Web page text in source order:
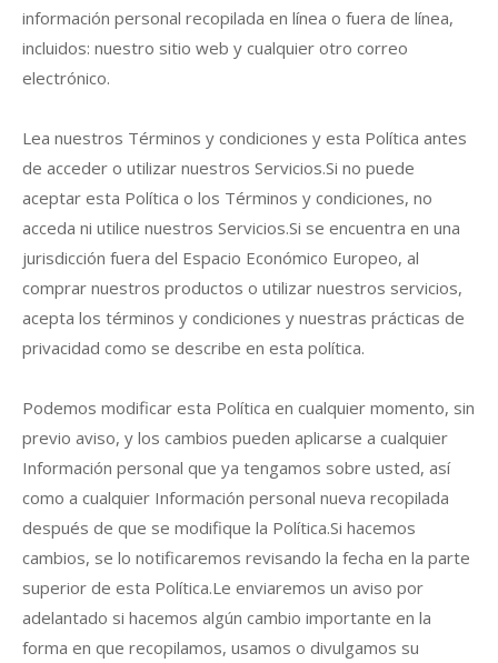
información personal recopilada en línea o fuera de línea,
incluidos: nuestro sitio web y cualquier otro correo
electrónico.
Lea nuestros Términos y condiciones y esta Política antes
de acceder o utilizar nuestros Servicios.Si no puede
aceptar esta Política o los Términos y condiciones, no
acceda ni utilice nuestros Servicios.Si se encuentra en una
jurisdicción fuera del Espacio Económico Europeo, al
comprar nuestros productos o utilizar nuestros servicios,
acepta los términos y condiciones y nuestras prácticas de
privacidad como se describe en esta política.
Podemos modificar esta Política en cualquier momento, sin
previo aviso, y los cambios pueden aplicarse a cualquier
Información personal que ya tengamos sobre usted, así
como a cualquier Información personal nueva recopilada
después de que se modifique la Política.Si hacemos
cambios, se lo notificaremos revisando la fecha en la parte
superior de esta Política.Le enviaremos un aviso por
adelantado si hacemos algún cambio importante en la
forma en que recopilamos, usamos o divulgamos su